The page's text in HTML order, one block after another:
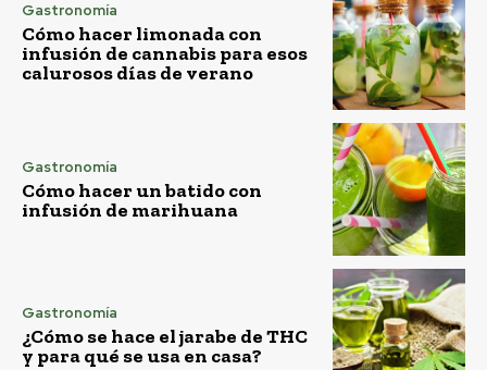
Gastronomía
Cómo hacer limonada con
infusión de cannabis para esos
calurosos días de verano
Gastronomía
Cómo hacer un batido con
infusión de marihuana
Gastronomía
¿Cómo se hace el jarabe de THC
y para qué se usa en casa?